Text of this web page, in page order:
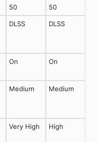
50 50
DLSS DLSS
On On
Medium Medium
Very High High